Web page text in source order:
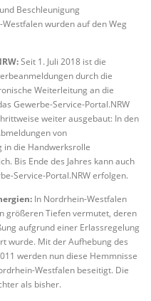
Beschleunigung
wurden auf den Weg
Seit 1. Juli 2018 ist die
durch die
Weiterleitung an die
Gewerbe-Service-Portal.NRW
weiter ausgebaut: In den
von
in die Handwerksrolle
Bis Ende des Jahres kann auch
Service-Portal.NRW erfolgen.
In Nordrhein-Westfalen
größeren Tiefen vermutet, deren
aufgrund einer Erlassregelung
wurde. Mit der Aufhebung des
werden nun diese Hemmnisse
Westfalen beseitigt. Die
als bisher.